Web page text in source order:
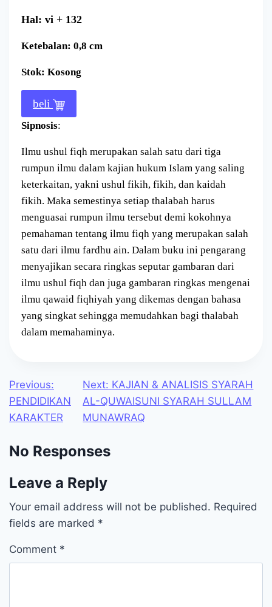
Hal: vi + 132
Ketebalan: 0,8 cm
Stok: Kosong
beli
Sipnosis:
Ilmu ushul fiqh merupakan salah satu dari tiga
rumpun ilmu dalam kajian hukum Islam yang saling
keterkaitan, yakni ushul fikih, fikih, dan kaidah
fikih. Maka semestinya setiap thalabah harus
menguasai rumpun ilmu tersebut demi kokohnya
pemahaman tentang ilmu fiqh yang merupakan salah
satu dari ilmu fardhu ain. Dalam buku ini pengarang
menyajikan secara ringkas seputar gambaran dari
ilmu ushul fiqh dan juga gambaran ringkas mengenai
ilmu qawaid fiqhiyah yang dikemas dengan bahasa
yang singkat sehingga memudahkan bagi thalabah
dalam memahaminya.
Post
navigation
Previous: Previous
post:
PENDIDIKAN
KARAKTER
Next: Next
post:
KAJIAN & ANALISIS SYARAH
AL-QUWAISUNI SYARAH SULLAM
MUNAWRAQ
No Responses
Leave a Reply
Your email address will not be published. Required
fields are marked *
Comment *